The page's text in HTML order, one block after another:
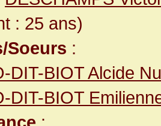
: 25 ans)
Soeurs :
DIT-BIOT Alcide
DIT-BIOT